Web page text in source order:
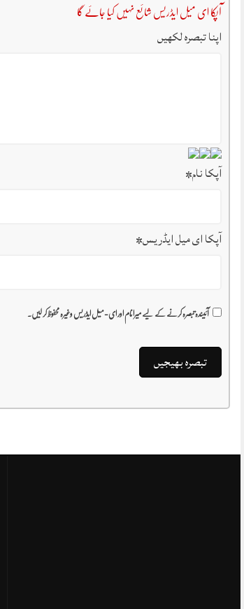
آپکا ای میل ایڈریس شائع نہیں کیا جائے گا
اپنا تبصرہ لکھیں
آپکا نام*
آپکا ای میل ایڈریس*
آئیندہ تبصرہ کرنے کے لیے میرا نام اور ای-میل ایڈریس وغیرہ محفوظ کر لیں۔